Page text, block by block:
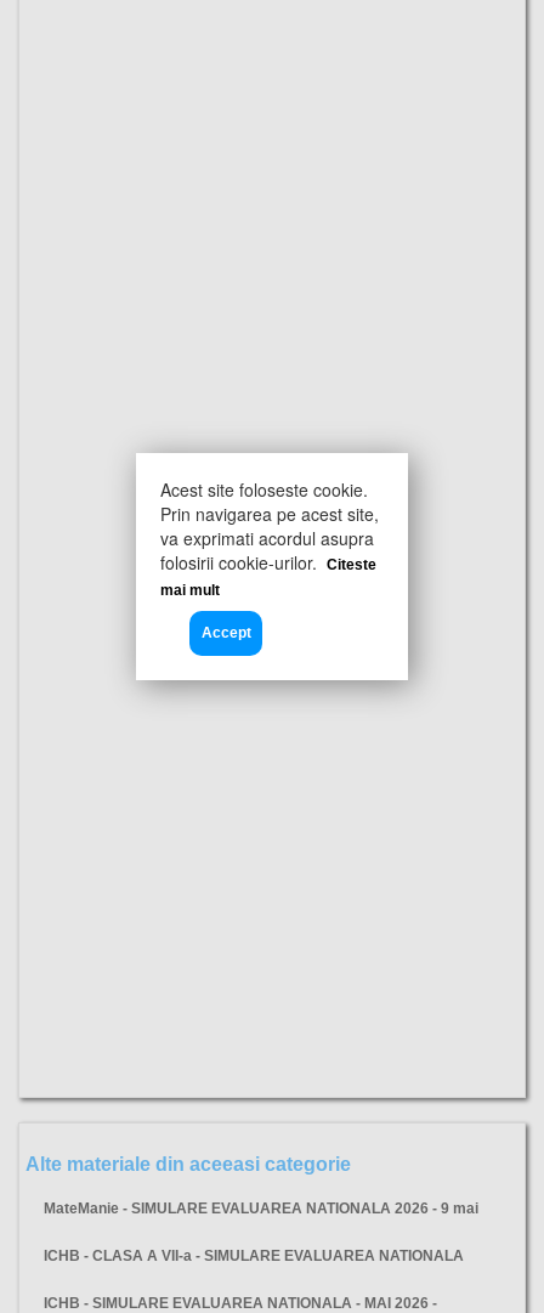
Alte materiale din aceeasi categorie
MateManie - SIMULARE EVALUAREA NATIONALA 2026 - 9 mai
ICHB - CLASA A VII-a - SIMULARE EVALUAREA NATIONALA
ICHB - SIMULARE EVALUAREA NATIONALA - MAI 2026 -
Acest site foloseste cookie.
Prin navigarea pe acest site,
va exprimati acordul asupra
folosirii cookie-urilor.
Citeste
mai mult
Accept